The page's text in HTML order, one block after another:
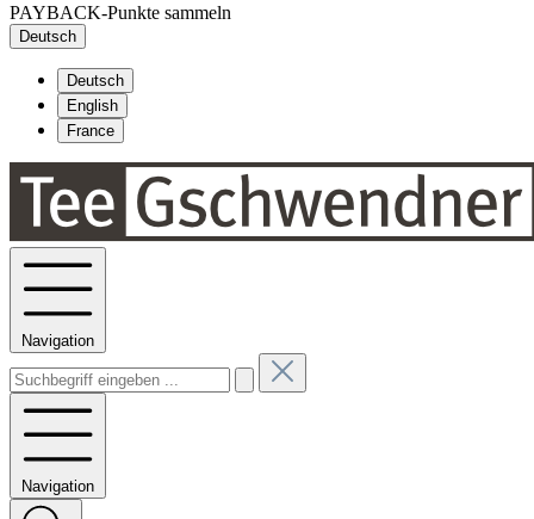
PAYBACK-Punkte sammeln
Deutsch
Deutsch
English
France
Navigation
Navigation